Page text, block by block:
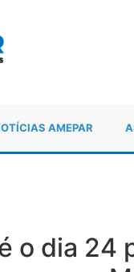
AMEPAR
o dia 24